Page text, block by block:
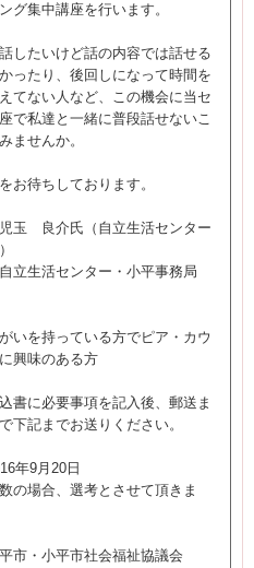
グ集中講座を行います。
したいけど話の内容では話せる
ったり、後回しになって時間を
てない人など、この機会に当セ
で私達と一緒に普段話せないこ
ませんか。
お待ちしております。
玉 良介氏（自立生活センター
立生活センター・小平事務局
いを持っている方でピア・カウ
興味のある方
書に必要事項を記入後、郵送ま
下記までお送りください。
年9月20日
の場合、選考とさせて頂きま
市・小平市社会福祉協議会